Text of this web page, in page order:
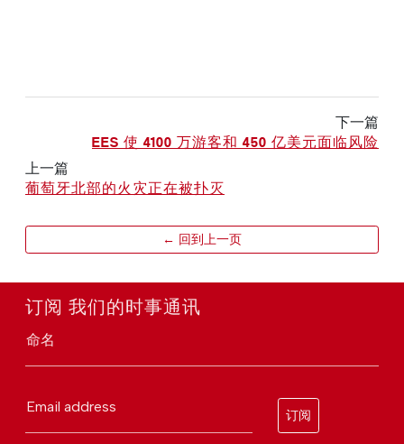
下一篇
EES 使 4100 万游客和 450 亿美元面临风险
上一篇
葡萄牙北部的火灾正在被扑灭
← 回到上一页
订阅 我们的时事通讯
命名
Email address
订阅